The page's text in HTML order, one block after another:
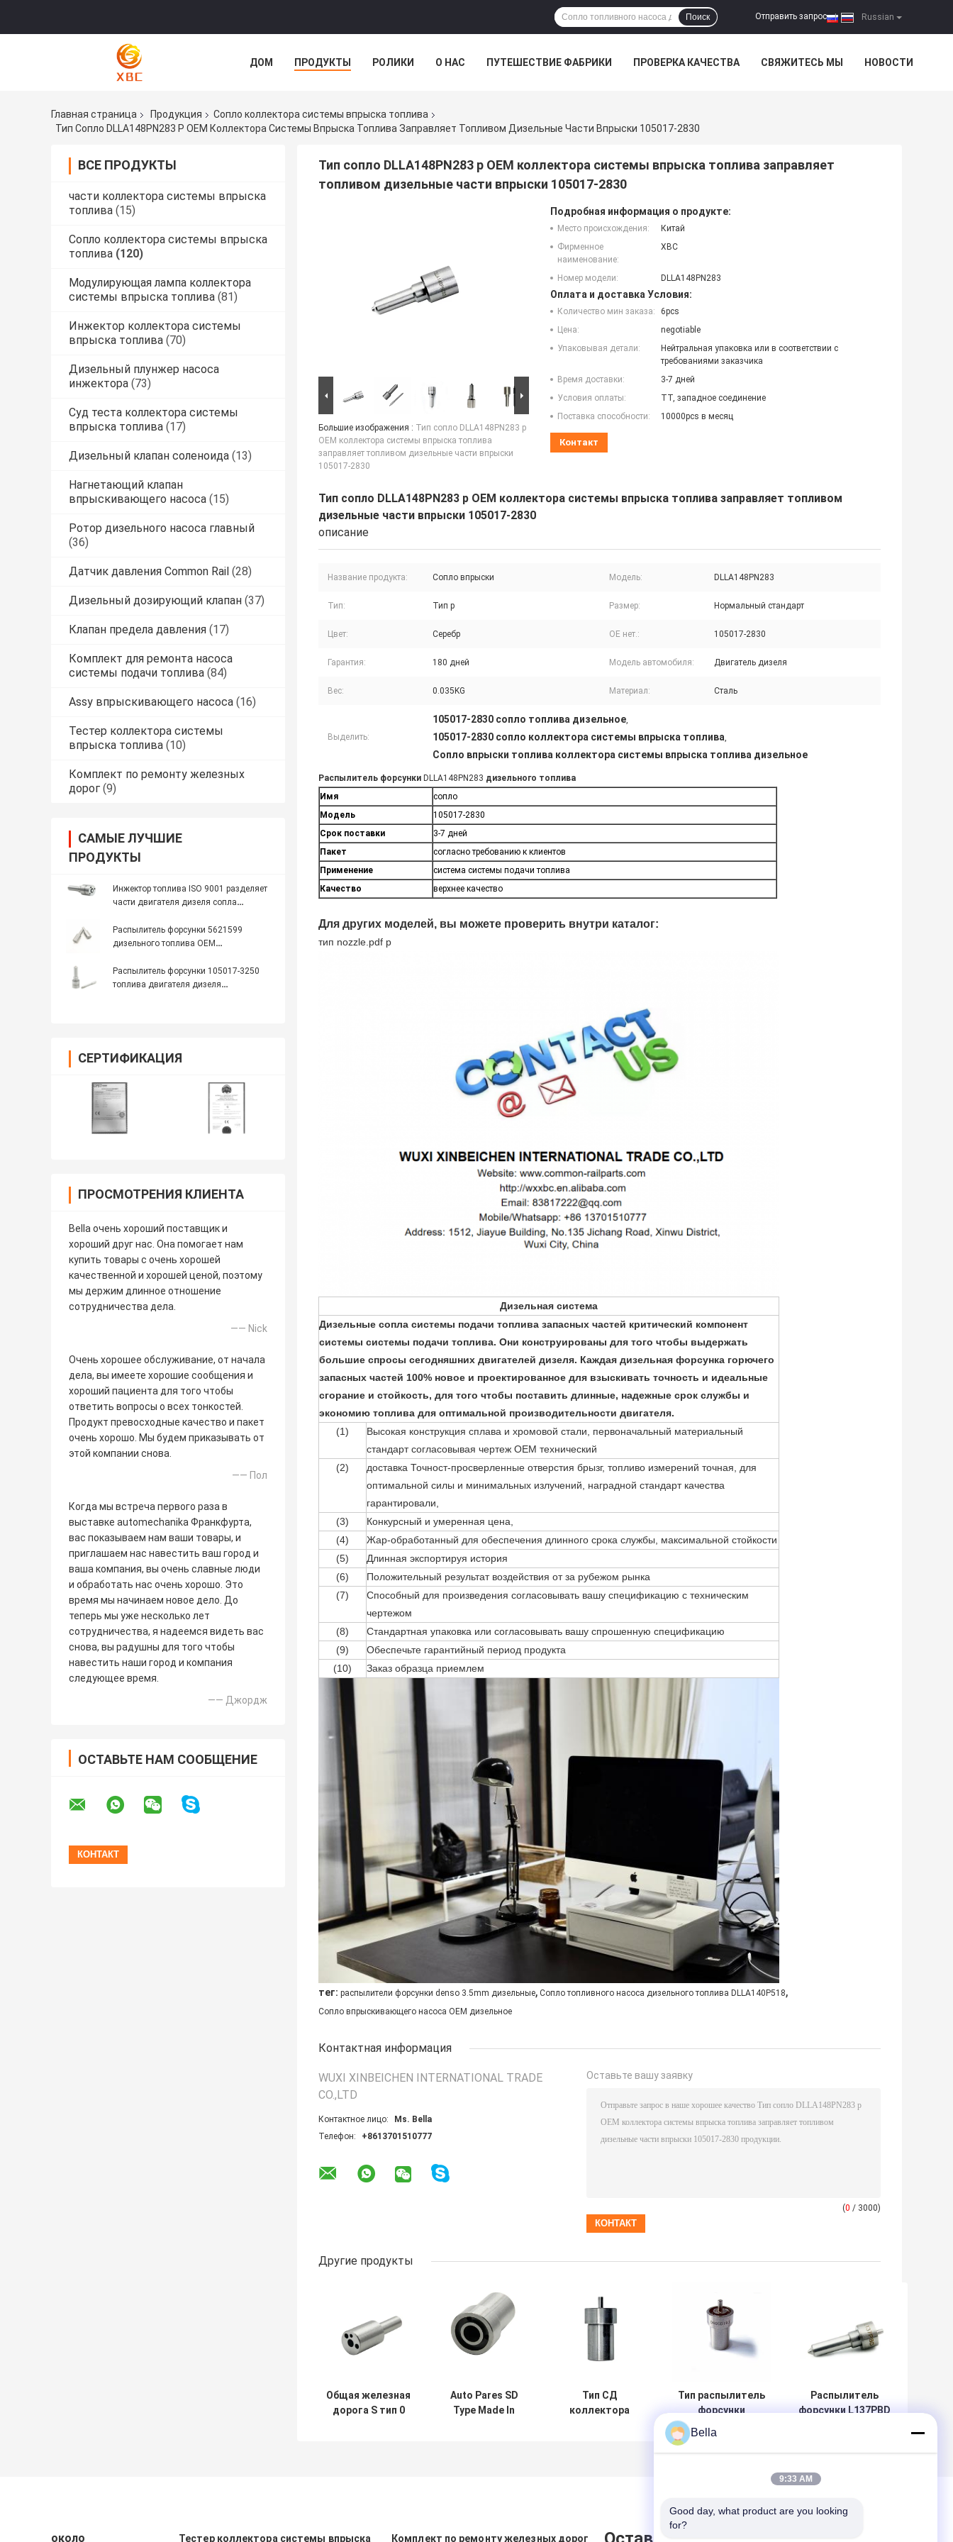
Russian
Отправить запрос |
Поиск
ДОМ ПРОДУКТЫ РОЛИКИ О НАС ПУТЕШЕСТВИЕ ФАБРИКИ ПРОВЕРКА КАЧЕСТВА СВЯЖИТЕСЬ МЫ НОВОСТИ
Главная страница Продукция
Сопло коллектора системы впрыска топлива
Тип Сопло DLLA148PN283 P OEM Коллектора Системы Впрыска Топлива Заправляет Топливом Дизельные Части Впрыски 105017-2830
ВСЕ ПРОДУКТЫ
части коллектора системы впрыска
топлива (15)
Сопло коллектора системы впрыска
топлива (120)
Модулирующая лампа коллектора
системы впрыска топлива (81)
Инжектор коллектора системы
впрыска топлива (70)
Дизельный плунжер насоса
инжектора (73)
Суд теста коллектора системы
впрыска топлива (17)
Дизельный клапан соленоида (13)
Нагнетающий клапан
впрыскивающего насоса (15)
Ротор дизельного насоса главный
(36)
Датчик давления Common Rail (28)
Дизельный дозирующий клапан (37)
Клапан предела давления (17)
Комплект для ремонта насоса
системы подачи топлива (84)
Assy впрыскивающего насоса (16)
Тестер коллектора системы
впрыска топлива (10)
Комплект по ремонту железных
дорог (9)
САМЫЕ ЛУЧШИЕ
ПРОДУКТЫ
Инжектор топлива ISO 9001 разделяет
части двигателя дизеля сопла
DLLA155P965
Распылитель форсунки 5621599
дизельного топлива OEM
Распылитель форсунки 105017-3250
топлива двигателя дизеля
СЕРТИФИКАЦИЯ
ПРОСМОТРЕНИЯ КЛИЕНТА
Bella очень хороший поставщик и
хороший друг нас. Она помогает нам
купить товары с очень хорошей
качественной и хорошей ценой, поэтому
мы держим длинное отношение
сотрудничества дела.
—— Nick
Очень хорошее обслуживание, от начала
дела, вы имеете хорошие сообщения и
хороший пациента для того чтобы
ответить вопросы о всех тонкостей.
Продукт превосходные качество и пакет
очень хорошо. Мы будем приказывать от
этой компании снова.
—— Пол
Когда мы встреча первого раза в
выставке automechanika Франкфурта,
вас показываем нам ваши товары, и
приглашаем нас навестить ваш город и
ваша компания, вы очень славные люди
и обработать нас очень хорошо. Это
время мы начинаем новое дело. До
теперь мы уже несколько лет
сотрудничества, я надеемся видеть вас
снова, вы радушны для того чтобы
навестить наши город и компания
следующее время.
—— Джордж
ОСТАВЬТЕ НАМ СООБЩЕНИЕ
Тип сопло DLLA148PN283 p OEM коллектора системы впрыска топлива заправляет
топливом дизельные части впрыски 105017-2830
Большие изображения : Тип сопло DLLA148PN283 p
OEM коллектора системы впрыска топлива
заправляет топливом дизельные части впрыски
105017-2830
Подробная информация о продукте:
Место происхождения:
Китай
Фирменное
наименование:
XBC
Номер модели: DLLA148PN283
Оплата и доставка Условия:
Количество мин заказа:
6pcs
Цена:
negotiable
Упаковывая детали:
Нейтральная упаковка или в соответствии с
требованиями заказчика
Время доставки:
3-7 дней
Условия оплаты:
TT, западное соединение
Поставка способности:
10000pcs в месяц
Контакт
Тип сопло DLLA148PN283 p OEM коллектора системы впрыска топлива заправляет топливом
дизельные части впрыски 105017-2830
описание
Название продукта: Сопло впрыски Модель: DLLA148PN283
Тип: Тип p Размер: Нормальный стандарт
Цвет: Серебр OE нет.: 105017-2830
Гарантия: 180 дней Модель автомобиля: Двигатель дизеля
Вес: 0.035KG Материал: Сталь
Выделить:
105017-2830 сопло топлива дизельное
105017-2830 сопло коллектора системы впрыска топлива
Сопло впрыски топлива коллектора системы впрыска топлива дизельное
Распылитель форсунки DLLA148PN283 дизельного топлива
Имя
сопло
Модель
105017-2830
Срок поставки
3-7 дней
Пакет
согласно требованию к клиентов
Применение
система системы подачи топлива
Качество
верхнее качество
Для других моделей, вы можете проверить внутри каталог:
тип nozzle.pdf p
Дизельная система
Дизельные сопла системы подачи топлива запасных частей критический компонент
системы системы подачи топлива. Они конструированы для того чтобы выдержать
большие спросы сегодняшних двигателей дизеля. Каждая дизельная форсунка горючего
запасных частей 100% новое и проектированное для взыскивать точность и идеальные
сгорание и стойкость, для того чтобы поставить длинные, надежные срок службы и
экономию топлива для оптимальной производительности двигателя.
(1)
Высокая конструкция сплава и хромовой стали, первоначальный материальный
стандарт согласовывая чертеж OEM технический
(2)
доставка Точност-просверленные отверстия брызг, топливо измерений точная, для
оптимальной силы и минимальных излучений, наградной стандарт качества
гарантировали,
(3)
Конкурсный и умеренная цена,
(4)
Жар-обработанный для обеспечения длинного срока службы, максимальной стойкости
(5)
Длинная экспортируя история
(6)
Положительный результат воздействия от за рубежом рынка
(7)
Способный для произведения согласовывать вашу спецификацию с техническим
чертежом
(8)
Стандартная упаковка или согласовывать вашу спрошенную спецификацию
(9)
Обеспечьте гарантийный период продукта
(10)
Заказ образца приемлем
тег: распылители форсунки denso 3.5mm дизельные, Сопло топливного насоса дизельного топлива DLLA140P518,
Сопло впрыскивающего насоса OEM дизельное
Контактная информация
WUXI XINBEICHEN INTERNATIONAL TRADE
CO.,LTD
Контактное лицо:
Ms. Bella
Телефон:
+8613701510777
Оставьте вашу заявку
(0 / 3000)
Другие продукты
Общая железная
дорога S тип 0
Auto Pares SD
Type Made In
Тип СД
коллектора
Тип распылитель
форсунки
DN0SD193 ISO
высокоскоростной
стальной SD
Распылитель
форсунки L137PBD
02401Z/02901D/03701D
около Тестер коллектора системы впрыска Комплект по ремонту железных дорог
Bella
9:33 AM
Good day, what product are you looking
for?